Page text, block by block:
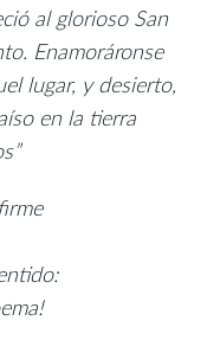
al glorioso San
Enamoráronse
lugar, y desierto,
en la tierra